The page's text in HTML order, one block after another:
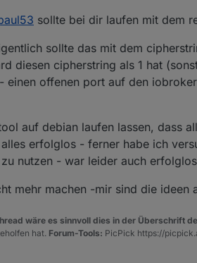
braucht einen restart des iobroker servers
der Corona Ampel sind auch als Open
ein – das zugehörige
sollte bei dir laufen mit dem
sollte das mit dem
diesen cipherstring als 1 hat
einen offenen port auf den
auf debian laufen lassen, dass
erfolglos - ferner habe ich
nutzen - war leider auch erfolglos
mehr machen -mir sind die ideen
wäre es sinnvoll dies in der Überschrift
hat. Forum-Tools: PicPick https://